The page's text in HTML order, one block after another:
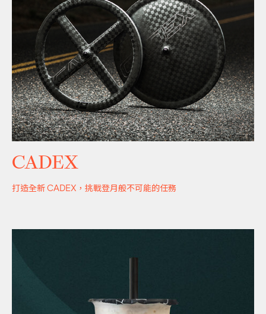
CADEX
打造全新 CADEX，挑戰登月般不可能的任務